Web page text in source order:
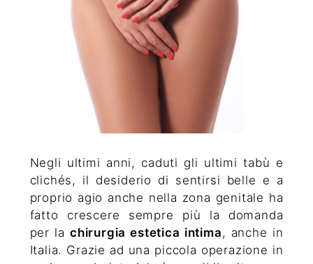
Negli ultimi anni, caduti gli ultimi tabù e
clichés, il desiderio di sentirsi belle e a
proprio agio anche nella zona genitale ha
fatto crescere sempre più la domanda
per la chirurgia estetica intima, anche in
Italia. Grazie ad una piccola operazione in